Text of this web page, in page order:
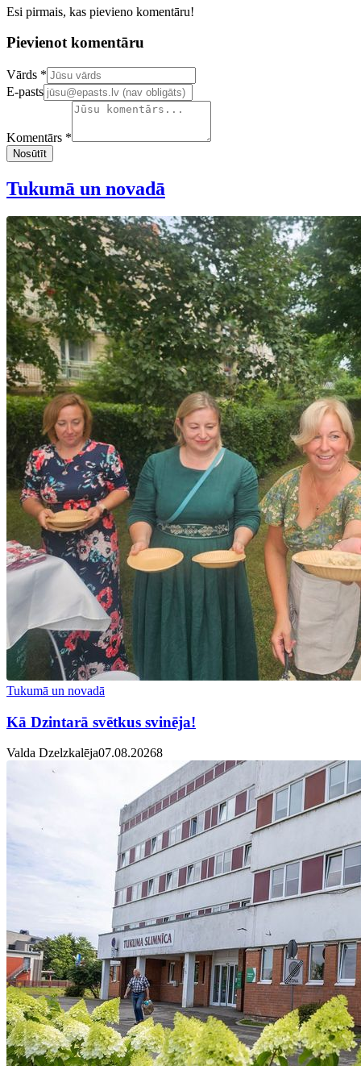
Esi pirmais, kas pievieno komentāru!
Pievienot komentāru
Confirm your email address
Vārds *
E-pasts
Komentārs *
Nosūtīt
Tukumā un novadā
Tukumā un novadā
Kā Dzintarā svētkus svinēja!
Valda Dzelzkalēja07.08.20268